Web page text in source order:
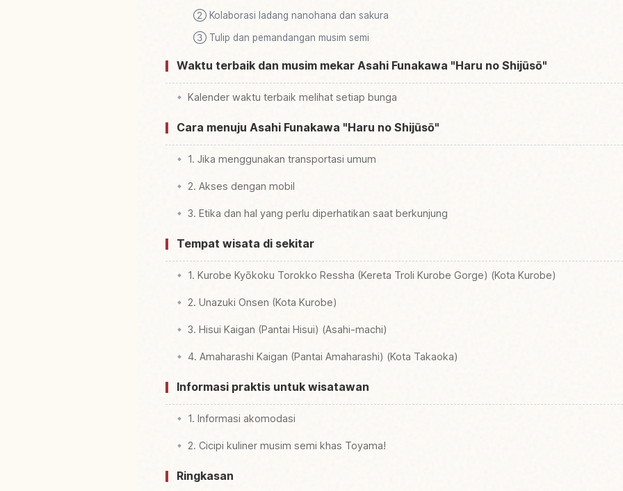
② Kolaborasi ladang nanohana dan sakura
③ Tulip dan pemandangan musim semi
Waktu terbaik dan musim mekar Asahi Funakawa "Haru no Shijūsō"
Kalender waktu terbaik melihat setiap bunga
Cara menuju Asahi Funakawa "Haru no Shijūsō"
1. Jika menggunakan transportasi umum
2. Akses dengan mobil
3. Etika dan hal yang perlu diperhatikan saat berkunjung
Tempat wisata di sekitar
1. Kurobe Kyōkoku Torokko Ressha (Kereta Troli Kurobe Gorge) (Kota Kurobe)
2. Unazuki Onsen (Kota Kurobe)
3. Hisui Kaigan (Pantai Hisui) (Asahi-machi)
4. Amaharashi Kaigan (Pantai Amaharashi) (Kota Takaoka)
Informasi praktis untuk wisatawan
1. Informasi akomodasi
2. Cicipi kuliner musim semi khas Toyama!
Ringkasan